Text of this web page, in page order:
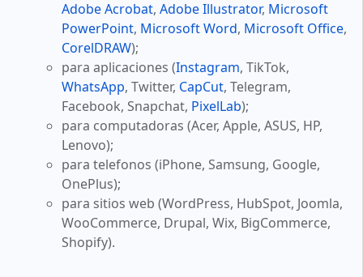
Adobe Acrobat, Adobe Illustrator, Microsoft
PowerPoint, Microsoft Word, Microsoft Office,
CorelDRAW);
para aplicaciones (Instagram, TikTok,
WhatsApp, Twitter, CapCut, Telegram,
Facebook, Snapchat, PixelLab);
para computadoras (Acer, Apple, ASUS, HP,
Lenovo);
para telefonos (iPhone, Samsung, Google,
OnePlus);
para sitios web (WordPress, HubSpot, Joomla,
WooCommerce, Drupal, Wix, BigCommerce,
Shopify).